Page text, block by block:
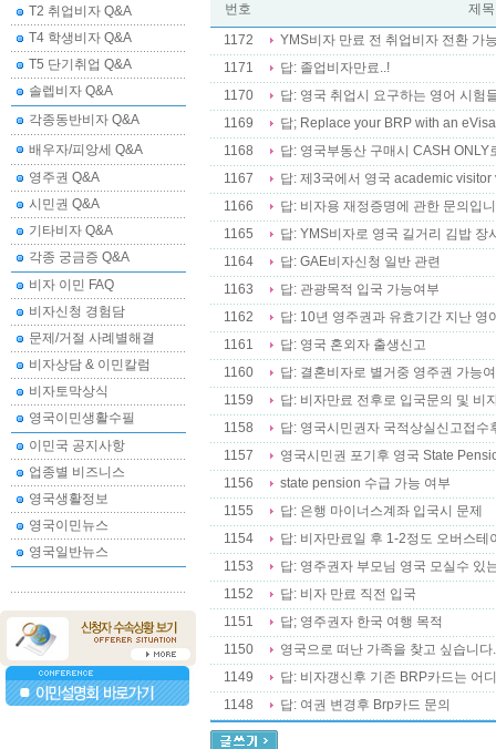
T2 취업비자 Q&A
T4 학생비자 Q&A
T5 단기취업 Q&A
솔렙비자 Q&A
각종동반비자 Q&A
배우자/피앙세 Q&A
영주권 Q&A
시민권 Q&A
기타비자 Q&A
각종 궁금증 Q&A
비자 이민 FAQ
비자신청 경험담
문제/거절 사례별해결
비자상담 & 이민칼럼
비자토막상식
영국이민생활수필
이민국 공지사항
업종별 비즈니스
영국생활정보
영국이민뉴스
영국일반뉴스
번호
제목
1172
YMS비자 만료 전 취업비자 전환 가
1171
답: 졸업비자만료..!
1170
답: 영국 취업시 요구하는 영어 시험
1169
답; Replace your BRP with an
1168
답: 영국부동산 구매시 CASH ONLY
1167
답: 제3국에서 영국 academic
1166
답: 비자용 재정증명에 관한 문의입
1165
답: YMS비자로 영국 길거리 김밥 장
1164
답: GAE비자신청 일반 관련
1163
답: 관광목적 입국 가능여부
1162
답: 10년 영주권과 유효기간 지난 영
1161
답: 영국 혼외자 출생신고
1160
답: 결혼비자로 별거중 영주권 가능
1159
답: 비자만료 전후로 입국문의 및 비
1158
답: 영국시민권자 국적상실신고접수
1157
영국시민권 포기후 영국 State
1156
state pension 수급 가능 여부
1155
답: 은행 마이너스계좌 입국시 문제
1154
답: 비자만료일 후 1-2정도 오버스테
1153
답: 영주권자 부모님 영국 모실수 있
1152
답: 비자 만료 직전 입국
1151
답; 영주권자 한국 여행 목적
1150
영국으로 떠난 가족을 찾고 싶습니다.
1149
답: 비자갱신후 기존 BRP카드는 어
1148
답: 여권 변경후 Brp카드 문의